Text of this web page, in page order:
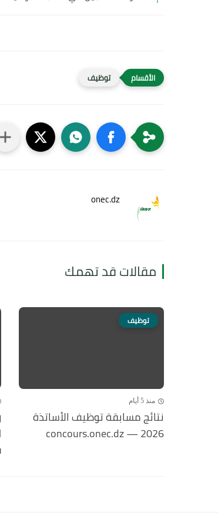
توظيف
onec.dz
مقالات قد تهمك
توظيف
منذ 5 أيام
نتائج مسابقة توظيف الأساتذة
2026 — concours.onec.dz